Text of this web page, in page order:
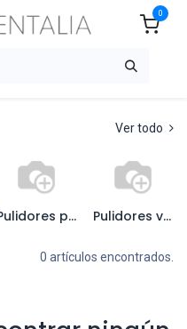
0
Ver todo
Pulidores pinidentoflex Pulidores varios
0 artículos encontrados.